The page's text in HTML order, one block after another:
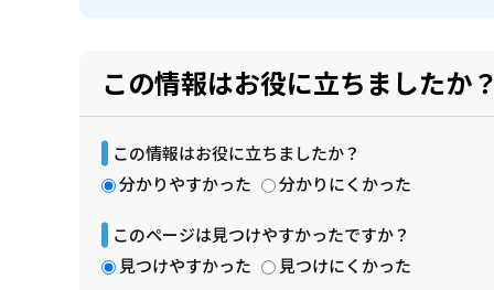
この情報はお役に立ちましたか？
この情報はお役に立ちましたか？
分かりやすかった
分かりにくかった
このページは見つけやすかったですか？
見つけやすかった
見つけにくかった